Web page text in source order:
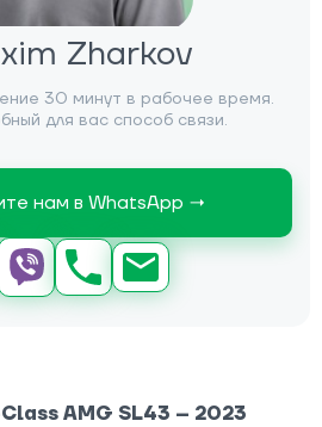
Zharkov
30 минут в рабочее время.
для вас способ связи.
нам в WhatsApp →
AMG SL43 – 2023